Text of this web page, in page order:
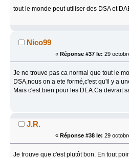
tout le monde peut utiliser des DSA et
Nico99
« Réponse #37 le: 29
Je ne trouve pas ca normal que tout le
DSA,nous on a ete formé,c'est qu'il y a
Mais c'est bien pour les DEA.Ca devrait
J.R.
« Réponse #38 le: 29
Je trouve que c'est plutôt bon. En tout